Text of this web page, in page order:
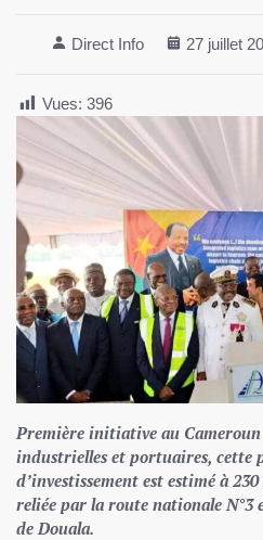
Direct Info 27 juillet
Vues: 396
Première initiative au
industrielles et portuaires, cette
d’investissement est estimé à
reliée par la route nationale
de Douala.